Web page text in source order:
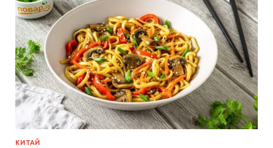
КИТАЙ